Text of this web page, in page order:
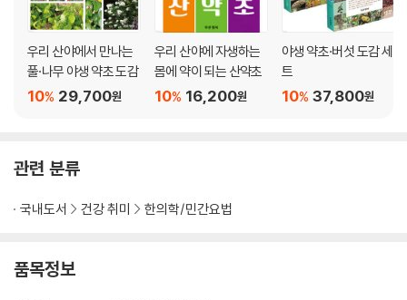
맥문동
머위
명자나무
모과나무
모란
반하
배초향
복사나무
우리 산야에서 만나는
풀·나무 야생 약초 도감
29,700원
10%
우리 산야에 자생하는
몸에 약이 되는 산약초
16,200원
10%
야생 약초·버섯 도감 세
트
37,800원
10%
관련 분류
국내도서 건강 취미 한의학/민간요법
품목정보